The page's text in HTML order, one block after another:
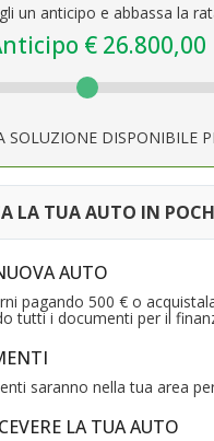
un anticipo e abbassa la
€ 26.800,00
SOLUZIONE DISPONIBILE
LA TUA AUTO IN
AUTO
pagando 500 € o
tutti i documenti per il
saranno nella tua area
LA TUA AUTO